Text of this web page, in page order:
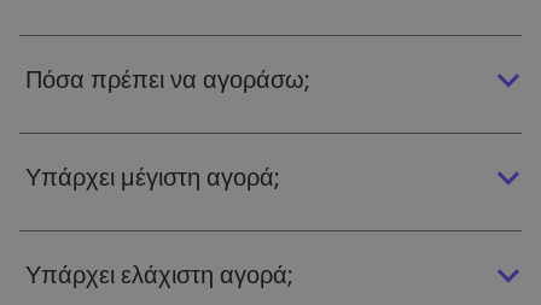
Πόσα πρέπει να αγοράσω;
Υπάρχει μέγιστη αγορά;
Υπάρχει ελάχιστη αγορά;